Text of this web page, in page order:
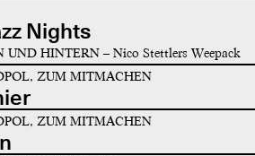
Nights
UND HINTERN – Nico Stettlers Weepack
ZUM MITMACHEN
ZUM MITMACHEN